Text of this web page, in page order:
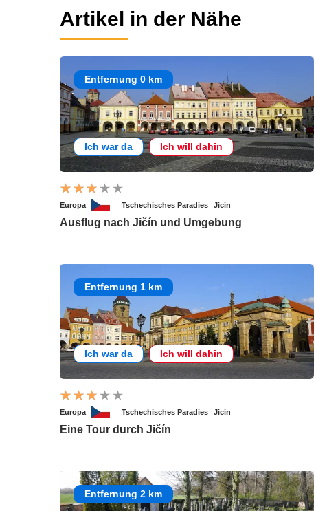
Artikel in der Nähe
Entfernung 0 km
Ich war da Ich will dahin
Europa Tschechisches Paradies Jicin
Ausflug nach Jičín und Umgebung
Entfernung 1 km
Ich war da Ich will dahin
Europa Tschechisches Paradies Jicin
Eine Tour durch Jičín
Entfernung 2 km